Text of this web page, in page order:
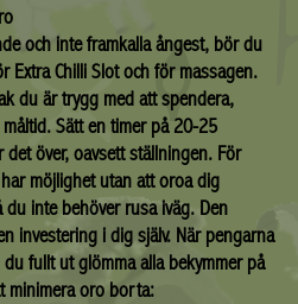
och inte framkalla ångest, bör du
Extra Chilli Slot och för massagen.
du är trygg med att spendera,
Sätt en timer på 20-25
över, oavsett ställningen. För
möjlighet utan att oroa dig
inte behöver rusa iväg. Den
investering i dig själv. När pengarna
fullt ut glömma alla bekymmer på
minimera oro borta: